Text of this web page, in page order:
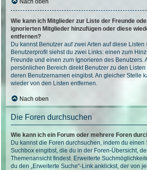
Nach oben
Wie kann ich Mitglieder zur Liste der Freunde
ignorierten Mitglieder hinzufügen oder diese
entfernen?
Du kannst Benutzer auf zwei Arten auf diese Listen
Benutzerprofil siehst du zwei Links: einen zum
Freunde und einen zum Ignorieren des Benutzers.
persönlichen Bereich direkt Benutzer zu den
deren Benutzernamen eingibst. An gleicher Stelle
wieder von den Listen entfernen.
Nach oben
Die Foren durchsuchen
Wie kann ich ein Forum oder mehrere Foren
Du kannst die Foren durchsuchen, indem du einen
Suchbox eingibst, die du in der Foren-Übersicht,
Themenansicht findest. Erweiterte
du den „Erweiterte Suche“-Link anklickst, der von